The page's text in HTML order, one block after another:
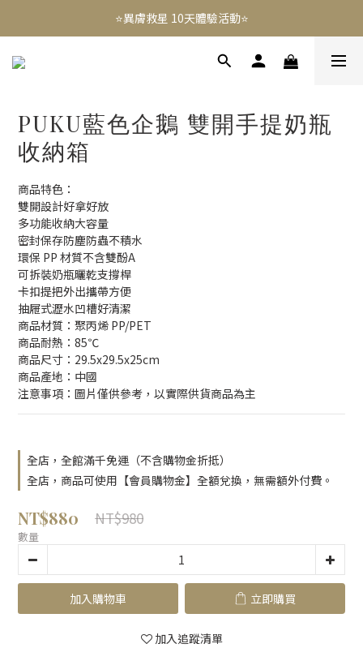
⭐️異膚救星 10天體驗活動⭐️
⭐️異膚救星 10天體驗活動⭐️
⭐️異膚救星 10天體驗活動⭐️
PUKU藍色企鵝 雙開手提奶瓶
收納箱
商品特色：
雙開設計好拿好放
多功能收納大容量
密封保存防塵防蟲不積水
環保 PP 材質不含雙酚A
可拆裝奶瓶曬乾支撐桿
卡扣提把外出攜帶方便
抽屜式瀝水凹槽好清潔
商品材質：聚丙烯 PP/PET
商品耐熱：85℃
商品尺寸：29.5x29.5x25cm
商品產地：中國
注意事項：圖片僅供參考，以實際供貨商品為主
全店，全館滿千免運（不含購物金折抵）
全店，商品可使用【會員購物金】全額兌換，無需額外付費。
NT$880 NT$980
數量
加入購物車 立即購買
加入追蹤清單